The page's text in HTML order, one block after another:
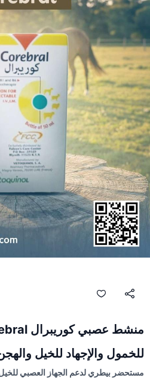
للخمول والإجهاد للخيل والهجن 50
مستحضر بيطري لدعم الجهاز العصبي